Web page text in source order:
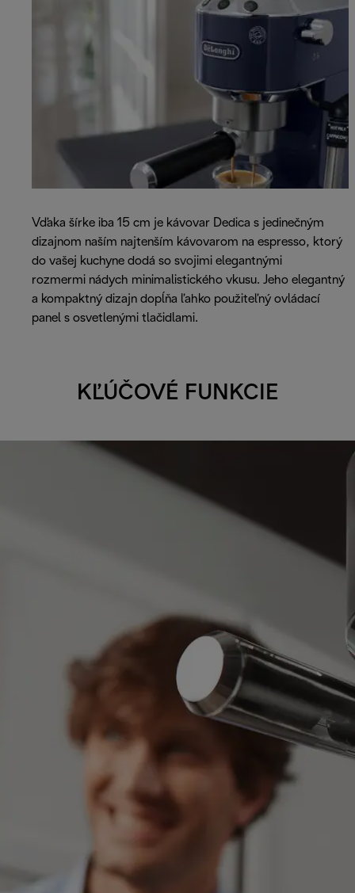
Vďaka šírke iba 15 cm je kávovar Dedica s jedinečným
dizajnom naším najtenším kávovarom na espresso, ktorý
do vašej kuchyne dodá so svojimi elegantnými
rozmermi nádych minimalistického vkusu. Jeho elegantný
a kompaktný dizajn dopĺňa ľahko použiteľný ovládací
panel s osvetlenými tlačidlami.
KĽÚČOVÉ FUNKCIE